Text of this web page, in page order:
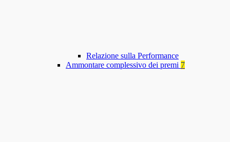
Relazione sulla Performance
Ammontare complessivo dei premi 7